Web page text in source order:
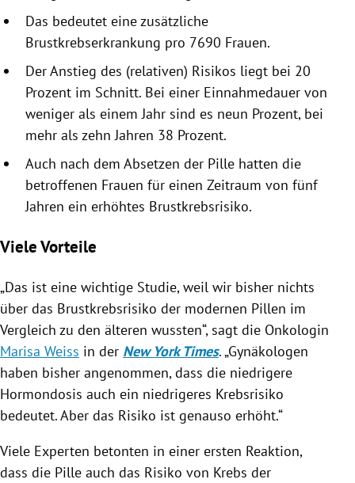
Das bedeutet eine zusätzliche
Brustkrebserkrankung pro 7690 Frauen.
Der Anstieg des (relativen) Risikos liegt bei 20
Prozent im Schnitt. Bei einer Einnahmedauer von
weniger als einem Jahr sind es neun Prozent, bei
mehr als zehn Jahren 38 Prozent.
Auch nach dem Absetzen der Pille hatten die
betroffenen Frauen für einen Zeitraum von fünf
Jahren ein erhöhtes Brustkrebsrisiko.
Viele Vorteile
„Das ist eine wichtige Studie, weil wir bisher nichts
über das Brustkrebsrisiko der modernen Pillen im
Vergleich zu den älteren wussten“, sagt die Onkologin
Marisa Weiss in der New York Times. „Gynäkologen
haben bisher angenommen, dass die niedrigere
Hormondosis auch ein niedrigeres Krebsrisiko
bedeutet. Aber das Risiko ist genauso erhöht.“
Viele Experten betonten in einer ersten Reaktion,
dass die Pille auch das Risiko von Krebs der